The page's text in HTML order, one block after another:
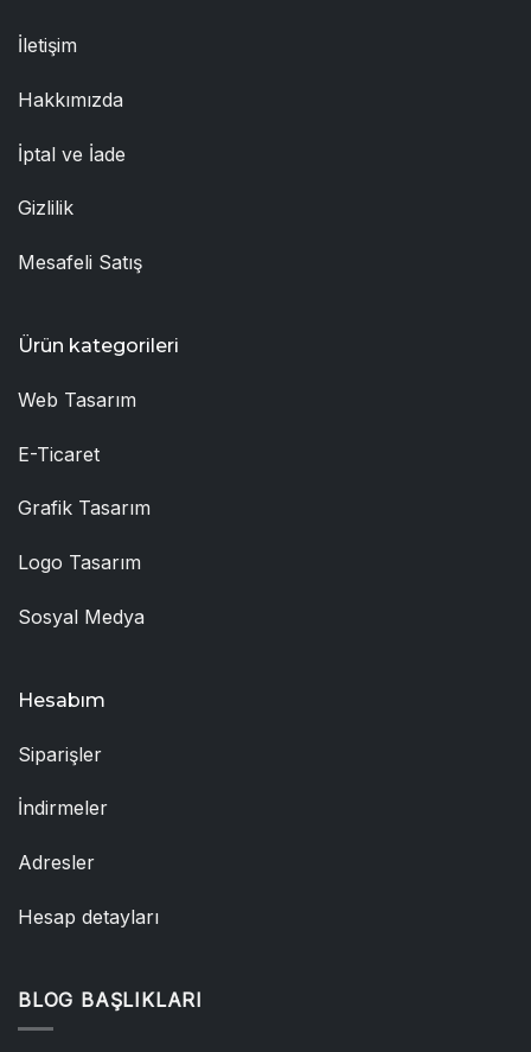
İletişim
Hakkımızda
İptal ve İade
Gizlilik
Mesafeli Satış
Ürün kategorileri
Web Tasarım
E-Ticaret
Grafik Tasarım
Logo Tasarım
Sosyal Medya
Hesabım
Siparişler
İndirmeler
Adresler
Hesap detayları
BLOG BAŞLIKLARI